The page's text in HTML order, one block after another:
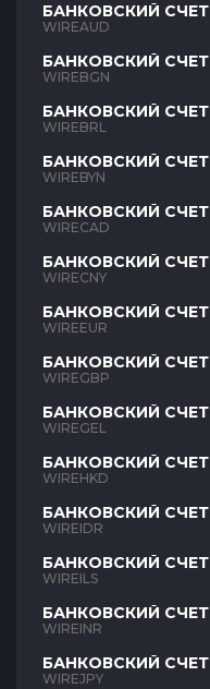
БАНКОВСКИЙ СЧЕТ
AUD
WIREAUD
БАНКОВСКИЙ СЧЕТ
BGN
WIREBGN
БАНКОВСКИЙ СЧЕТ
BRL
WIREBRL
БАНКОВСКИЙ СЧЕТ
BYN
WIREBYN
БАНКОВСКИЙ СЧЕТ
CAD
WIRECAD
БАНКОВСКИЙ СЧЕТ
CNY
WIRECNY
БАНКОВСКИЙ СЧЕТ
EUR
WIREEUR
БАНКОВСКИЙ СЧЕТ
GBP
WIREGBP
БАНКОВСКИЙ СЧЕТ
GEL
WIREGEL
БАНКОВСКИЙ СЧЕТ
HKD
WIREHKD
БАНКОВСКИЙ СЧЕТ
IDR
WIREIDR
БАНКОВСКИЙ СЧЕТ
ILS
WIREILS
БАНКОВСКИЙ СЧЕТ
INR
WIREINR
БАНКОВСКИЙ СЧЕТ
JPY
WIREJPY